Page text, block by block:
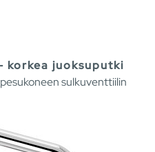
korkea juoksuputki
sulkuventtiilin